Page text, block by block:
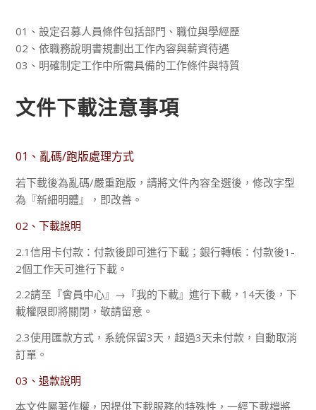
01、設定召募人員條件包括部門、職位與學經歷
02、依職務說明書規劃出工作內容與薪資待遇
03、明確制定工作中所需具備的工作條件與特質
文件下載注意事項
01、亂碼/跑版處理方式
若下載後為亂碼/嚴重跑版，請將文件內容全選後，修改字型
為『新細明體』，即改善。
02、下載說明
2.1信用卡付款：付款後即可進行下載；銀行轉帳：付款後1-
2個工作天可進行下載。
2.2請至『會員中心』→『我的下載』進行下載，14天後，下
載權限即將關閉，敬請留意。
2.3使用匯款方式，系統保留3天，超過3天未付款，自動取消
訂單。
03、退款說明
本文件屬著作權，因提供下載服務的特殊性，一經下載檔將